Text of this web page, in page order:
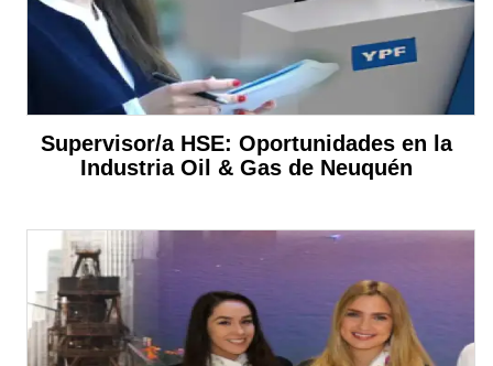
Supervisor/a HSE: Oportunidades en la
Industria Oil & Gas de Neuquén